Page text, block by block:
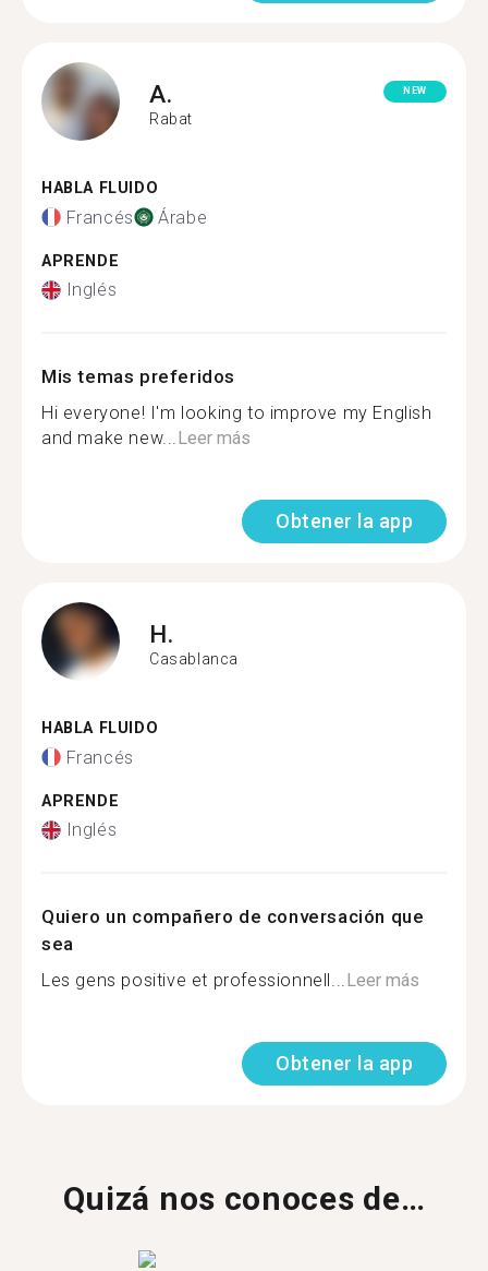
A.
Rabat
NEW
HABLA FLUIDO
Francés Árabe
APRENDE
Inglés
Mis temas preferidos
Hi everyone! I'm looking to improve my English
and make new...Leer más
Obtener la app
H.
Casablanca
HABLA FLUIDO
Francés
APRENDE
Inglés
Quiero un compañero de conversación que
sea
Les gens positive et professionnell...Leer más
Obtener la app
Quizá nos conoces de…